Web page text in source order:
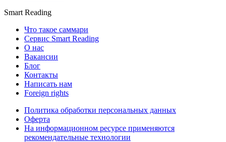
Smart Reading
Что такое саммари
Сервис Smart Reading
О нас
Вакансии
Блог
Контакты
Написать нам
Foreign rights
Политика обработки персональных данных
Оферта
На информационном ресурсе применяются
рекомендательные технологии